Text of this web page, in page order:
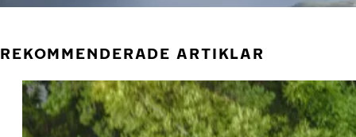
REKOMMENDERADE ARTIKLAR